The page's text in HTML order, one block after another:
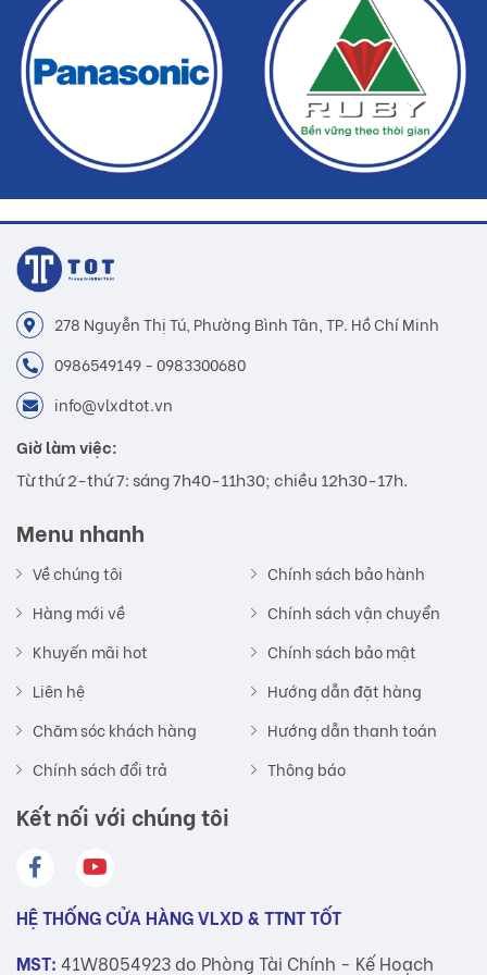
Buildshop cam kết:
Gạch SAT01 mà Buildshop bán là sản phẩm chính hãng
Hoàn tiền nếu phát hiện hàng giả, hàng nhái
Dịch vụ nhanh chóng, tiết kiệm thời gian và tiền bạc cho khách
278 Nguyễn Thị Tú, Phường Bình Tân, TP. Hồ Chí Minh
0986549149 - 0983300680
info@vlxdtot.vn
Giờ làm việc:
Từ thứ 2-thứ 7: sáng 7h40-11h30; chiều 12h30-17h.
Menu nhanh
Về chúng tôi
Hàng mới về
Khuyến mãi hot
Liên hệ
Chăm sóc khách hàng
Chính sách đổi trả
Chính sách bảo hành
Chính sách vận chuyển
Chính sách bảo mật
Hướng dẫn đặt hàng
Hướng dẫn thanh toán
Thông báo
Kết nối với chúng tôi
HỆ THỐNG CỬA HÀNG VLXD & TTNT TỐT
MST: 41W8054923 do Phòng Tài Chính - Kế Hoạch